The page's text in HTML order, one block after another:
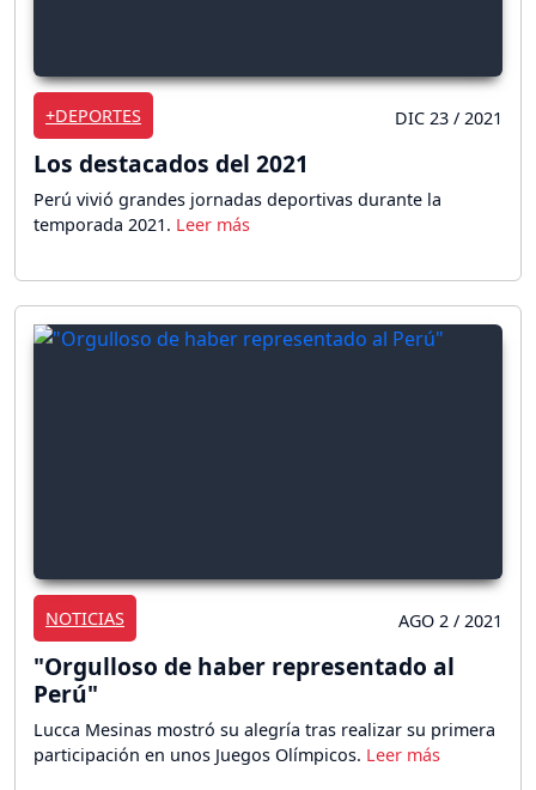
+DEPORTES DIC 23 / 2021
Los destacados del 2021
Perú vivió grandes jornadas deportivas durante la
temporada 2021.
NOTICIAS AGO 2 / 2021
"Orgulloso de haber representado al
Perú"
Lucca Mesinas mostró su alegría tras realizar su primera
participación en unos Juegos Olímpicos.